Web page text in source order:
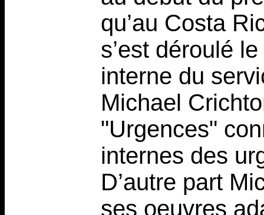
qu’au Costa
s’est déroulé
interne du
Michael
"Urgences"
internes des
D’autre part
ses oeuvres